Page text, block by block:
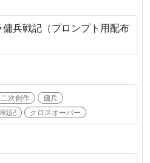
兵戦記（プロンプト用配布
二次創作
傭兵
戦記
クロスオーバー